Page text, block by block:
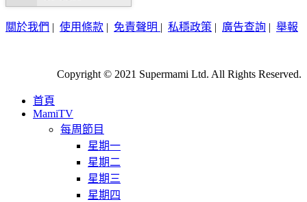
關於我們 | 使用條款 | 免責聲明 | 私穩政策 | 廣告查詢 | 舉報
Copyright © 2021 Supermami Ltd. All Rights Reserved.
首頁
MamiTV
每周節目
星期一
星期二
星期三
星期四